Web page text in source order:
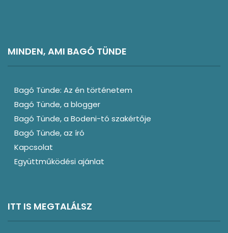
MINDEN, AMI BAGÓ TÜNDE
Bagó Tünde: Az én történetem
Bagó Tünde, a blogger
Bagó Tünde, a Bodeni-tó szakértője
Bagó Tünde, az író
Kapcsolat
Együttműködési ajánlat
ITT IS MEGTALÁLSZ